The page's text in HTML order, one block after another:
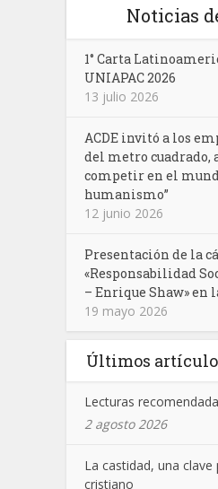
Noticias
1° Carta
UNIAPAC 2026
13 julio 2026
ACDE invitó a los
del metro cuadrado,
competir en el
humanismo”
12 junio 2026
Presentación de la
«Responsabilidad
– Enrique Shaw» en
19 mayo 2026
Últimos
Lecturas
2 agosto 2026
La castidad, una clave
cristiano